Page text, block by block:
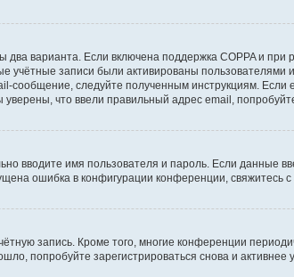
варианта. Если включена поддержка COPPA и при
записи были активированы пользователями
следуйте полученным инструкциям.
что ввели правильный адрес email,
вводите имя пользователя и пароль. Если данные
ошибка в конфигурации конференции, свяжитесь
запись. Кроме того, многие конференции
попробуйте зарегистрироваться снова и активнее